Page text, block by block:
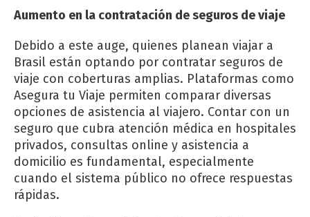
Aumento en la contratación de seguros de viaje
Debido a este auge, quienes planean viajar a
Brasil están optando por contratar seguros de
viaje con coberturas amplias. Plataformas como
Asegura tu Viaje permiten comparar diversas
opciones de asistencia al viajero. Contar con un
seguro que cubra atención médica en hospitales
privados, consultas online y asistencia a
domicilio es fundamental, especialmente
cuando el sistema público no ofrece respuestas
rápidas.